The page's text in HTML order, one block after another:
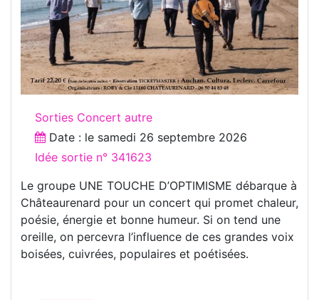
Sorties Concert autre
Date : le samedi 26 septembre 2026
Idée sortie n° 341623
Le groupe UNE TOUCHE D’OPTIMISME débarque à
Châteaurenard pour un concert qui promet chaleur,
poésie, énergie et bonne humeur. Si on tend une
oreille, on percevra l’influence de ces grandes voix
boisées, cuivrées, populaires et poétisées.